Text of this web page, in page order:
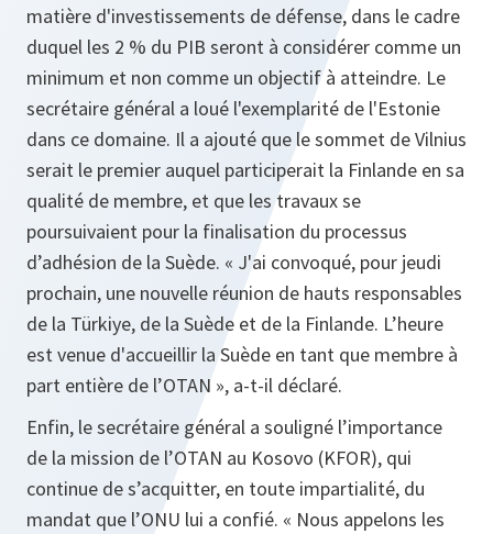
matière d'investissements de défense, dans le cadre
duquel les 2 % du PIB seront à considérer comme un
minimum et non comme un objectif à atteindre. Le
secrétaire général a loué l'exemplarité de l'Estonie
dans ce domaine. Il a ajouté que le sommet de Vilnius
serait le premier auquel participerait la Finlande en sa
qualité de membre, et que les travaux se
poursuivaient pour la finalisation du processus
d’adhésion de la Suède. « J'ai convoqué, pour jeudi
prochain, une nouvelle réunion de hauts responsables
de la Türkiye, de la Suède et de la Finlande. L’heure
est venue d'accueillir la Suède en tant que membre à
part entière de l’OTAN », a-t-il déclaré.
Enfin, le secrétaire général a souligné l’importance
de la mission de l’OTAN au Kosovo (KFOR), qui
continue de s’acquitter, en toute impartialité, du
mandat que l’ONU lui a confié. « Nous appelons les